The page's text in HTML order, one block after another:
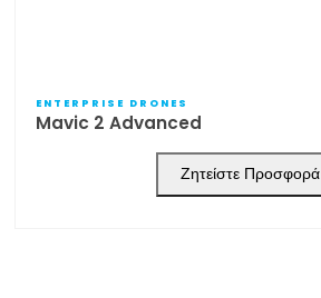
ENTERPRISE DRONES
Mavic 2 Advanced
Ζητείστε Προσφορά